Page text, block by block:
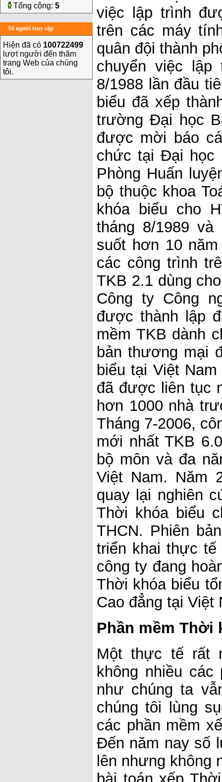
Tổng cộng: 5
Số người truy cập
Hiện đã có 100722499
lượt người đến thăm
trang Web của chúng
tôi.
việc lập trình
trên các máy
quân đội thành
chuyển việc lập
8/1988 lần đầu
biểu đã xếp
trường Đại học
được mời báo
chức tại Đại học
Phòng Huấn
bộ thuộc khoa
khóa biểu cho
tháng 8/1989
suốt hơn 10
các công trình
TKB 2.1 dùng
Công ty Công
được thành lập
mềm TKB dành
bản thương mại
biểu tại Việt
đã được liên tục
hơn 1000 nhà
Tháng 7-2006,
mới nhất TKB
bộ môn và đa
Việt Nam. Năm
quay lại nghiên
Thời khóa biểu
THCN. Phiên
triển khai thực tế
công ty đang
Thời khóa biểu
Cao đẳng tại Việt
Phần mềm Thời
Một thực tế rất
không nhiều
như chúng ta
chúng tôi lùng
các phần mềm
Đến năm nay số
lên nhưng không